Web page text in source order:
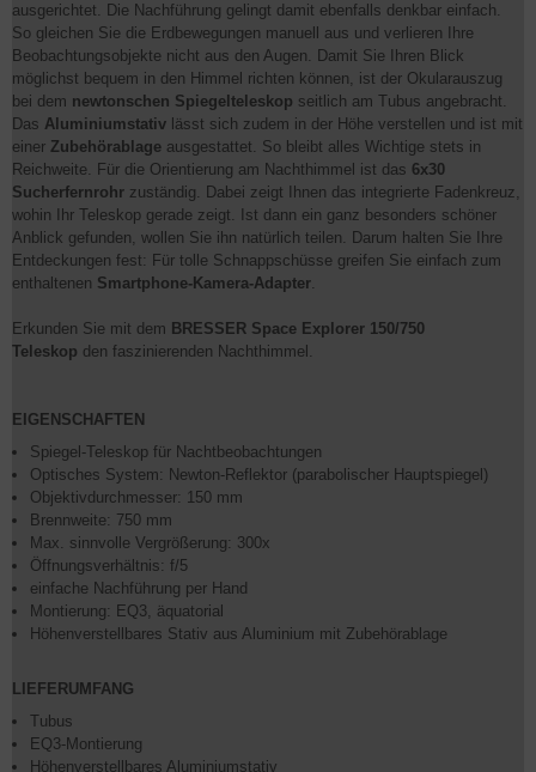
ausgerichtet. Die Nachführung gelingt damit ebenfalls denkbar einfach.
So gleichen Sie die Erdbewegungen manuell aus und verlieren Ihre
Beobachtungsobjekte nicht aus den Augen. Damit Sie Ihren Blick
möglichst bequem in den Himmel richten können, ist der Okularauszug
bei dem newtonschen Spiegelteleskop seitlich am Tubus angebracht.
Das Aluminiumstativ lässt sich zudem in der Höhe verstellen und ist mit
einer Zubehörablage ausgestattet. So bleibt alles Wichtige stets in
Reichweite. Für die Orientierung am Nachthimmel ist das 6x30
Sucherfernrohr zuständig. Dabei zeigt Ihnen das integrierte Fadenkreuz,
wohin Ihr Teleskop gerade zeigt. Ist dann ein ganz besonders schöner
Anblick gefunden, wollen Sie ihn natürlich teilen. Darum halten Sie Ihre
Entdeckungen fest: Für tolle Schnappschüsse greifen Sie einfach zum
enthaltenen Smartphone-Kamera-Adapter.
Erkunden Sie mit dem BRESSER Space Explorer 150/750
Teleskop den faszinierenden Nachthimmel.
EIGENSCHAFTEN
Spiegel-Teleskop für Nachtbeobachtungen
Optisches System: Newton-Reflektor (parabolischer Hauptspiegel)
Objektivdurchmesser: 150 mm
Brennweite: 750 mm
Max. sinnvolle Vergrößerung: 300x
Öffnungsverhältnis: f/5
einfache Nachführung per Hand
Montierung: EQ3, äquatorial
Höhenverstellbares Stativ aus Aluminium mit Zubehörablage
LIEFERUMFANG
Tubus
EQ3-Montierung
Höhenverstellbares Aluminiumstativ